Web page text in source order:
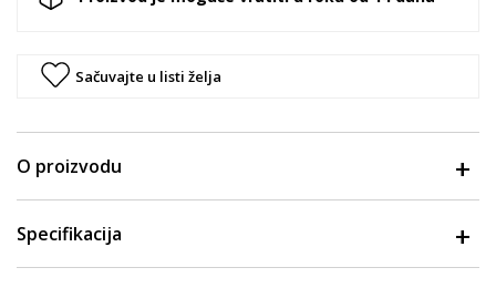
Sačuvajte u listi želja
O proizvodu
Specifikacija